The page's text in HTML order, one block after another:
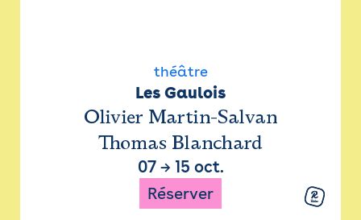
théâtre
Les Gaulois
Olivier Martin-Salvan
Thomas Blanchard
07→ 15 oct.
Réserver